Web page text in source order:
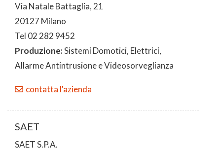
Via Natale Battaglia, 21
20127 Milano
Tel 02 282 9452
Produzione:Sistemi Domotici, Elettrici,
Allarme Antintrusione e Videosorveglianza
contatta l'azienda
SAET
SAET S.P.A.